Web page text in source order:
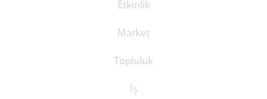
Etkinlik
Market
Topluluk
İş